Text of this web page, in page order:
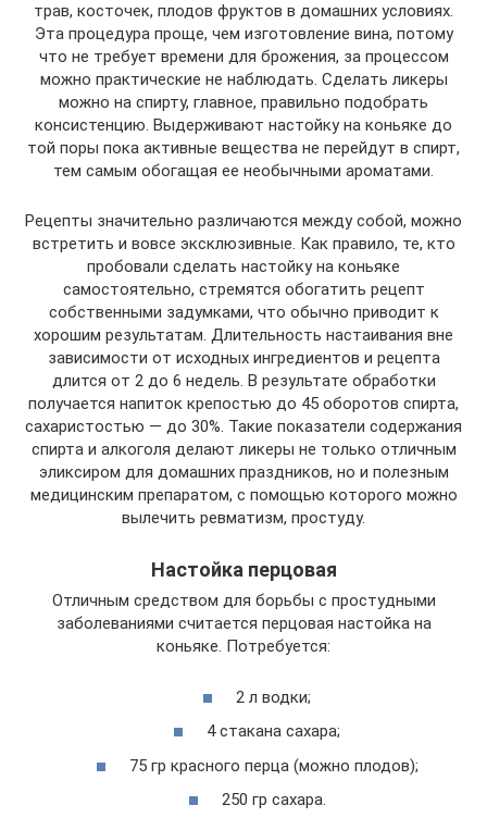
трав, косточек, плодов фруктов в домашних условиях.
Эта процедура проще, чем изготовление вина, потому
что не требует времени для брожения, за процессом
можно практические не наблюдать. Сделать ликеры
можно на спирту, главное, правильно подобрать
консистенцию. Выдерживают настойку на коньяке до
той поры пока активные вещества не перейдут в спирт,
тем самым обогащая ее необычными ароматами.
Рецепты значительно различаются между собой, можно
встретить и вовсе эксклюзивные. Как правило, те, кто
пробовали сделать настойку на коньяке
самостоятельно, стремятся обогатить рецепт
собственными задумками, что обычно приводит к
хорошим результатам. Длительность настаивания вне
зависимости от исходных ингредиентов и рецепта
длится от 2 до 6 недель. В результате обработки
получается напиток крепостью до 45 оборотов спирта,
сахаристостью — до 30%. Такие показатели содержания
спирта и алкоголя делают ликеры не только отличным
эликсиром для домашних праздников, но и полезным
медицинским препаратом, с помощью которого можно
вылечить ревматизм, простуду.
Настойка перцовая
Отличным средством для борьбы с простудными
заболеваниями считается перцовая настойка на
коньяке. Потребуется:
2 л водки;
4 стакана сахара;
75 гр красного перца (можно плодов);
250 гр сахара.